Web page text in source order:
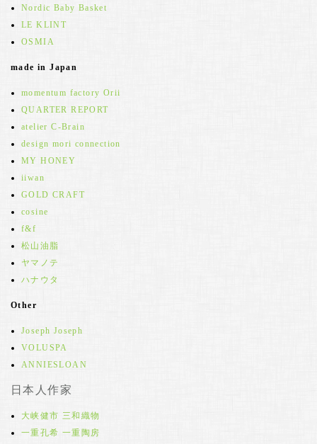
Nordic Baby Basket
LE KLINT
OSMIA
made in Japan
momentum factory Orii
QUARTER REPORT
atelier C-Brain
design mori connection
MY HONEY
iiwan
GOLD CRAFT
cosine
f&f
松山油脂
ヤマノテ
ハナウタ
Other
Joseph Joseph
VOLUSPA
ANNIESLOAN
日本人作家
大峡健市 三和織物
一重孔希 一重陶房